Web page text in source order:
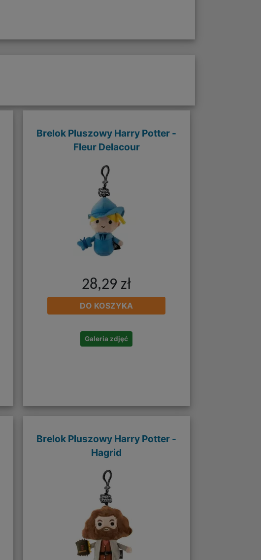
Brelok Pluszowy Harry Potter -
Fleur Delacour
28,29 zł
DO KOSZYKA
Galeria zdjęć
Brelok Pluszowy Harry Potter -
Hagrid